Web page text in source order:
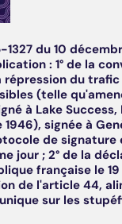
1327 du 10
: 1° de la
répression du
(telle
à Lake Success,
1946), signée à
de
jour ; 2° de la
française le
de l'article 44,
sur les